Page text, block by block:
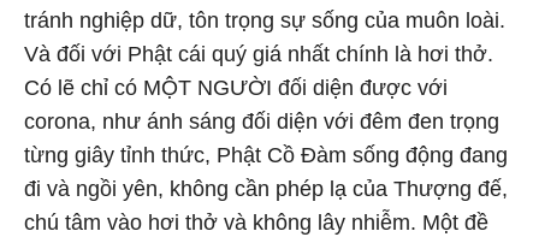
tránh nghiệp dữ, tôn trọng sự sống của muôn loài.
Và đối với Phật cái quý giá nhất chính là hơi thở.
Có lẽ chỉ có MỘT NGƯỜI đối diện được với
corona, như ánh sáng đối diện với đêm đen trọng
từng giây tỉnh thức, Phật Cồ Đàm sống động đang
đi và ngồi yên, không cần phép lạ của Thượng đế,
chú tâm vào hơi thở và không lây nhiễm. Một đề